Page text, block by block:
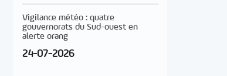
Vigilance météo : quatre
gouvernorats du Sud-ouest en
alerte orang
24-07-2026